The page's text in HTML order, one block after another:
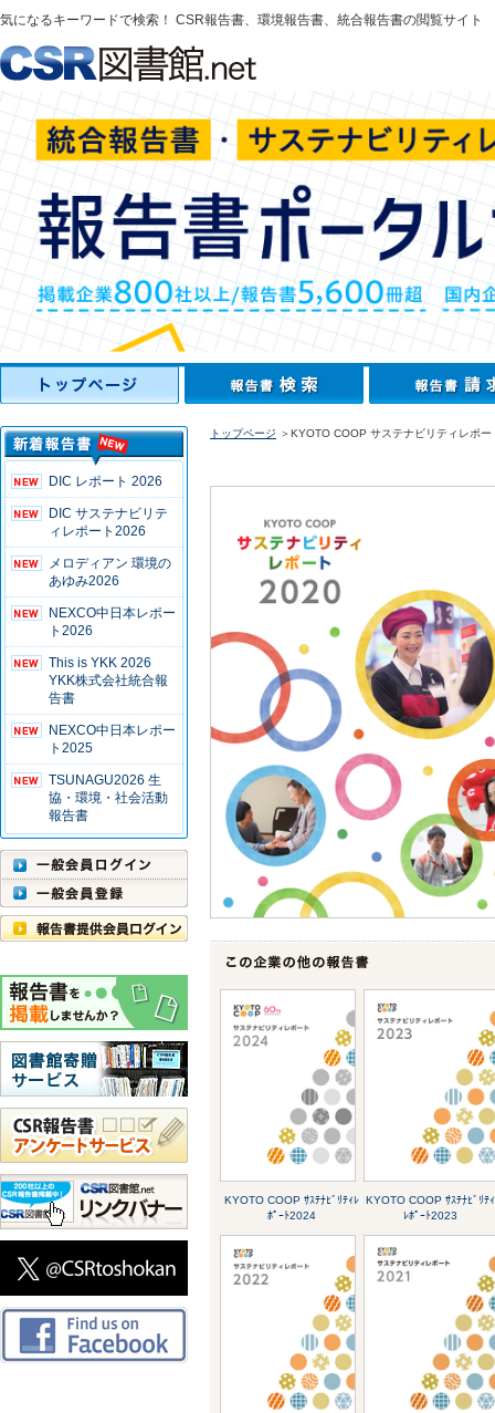
気になるキーワードで検索！ CSR報告書、環境報告書、統合報告書の閲覧サイト
DIC レポート 2026
DIC サステナビリテ
ィレポート2026
メロディアン 環境の
あゆみ2026
NEXCO中日本レポー
ト2026
This is YKK 2026
YKK株式会社統合報
告書
NEXCO中日本レポー
ト2025
TSUNAGU2026 生
協・環境・社会活動
報告書
トップページ ＞KYOTO COOP サステナビリティレポ
KYOTO COOP ｻｽﾃﾅﾋﾞﾘﾃｨﾚ
ﾎﾟｰﾄ2024
KYOTO COOP ｻｽﾃﾅﾋﾞﾘﾃｨ
ﾚﾎﾟｰﾄ2023